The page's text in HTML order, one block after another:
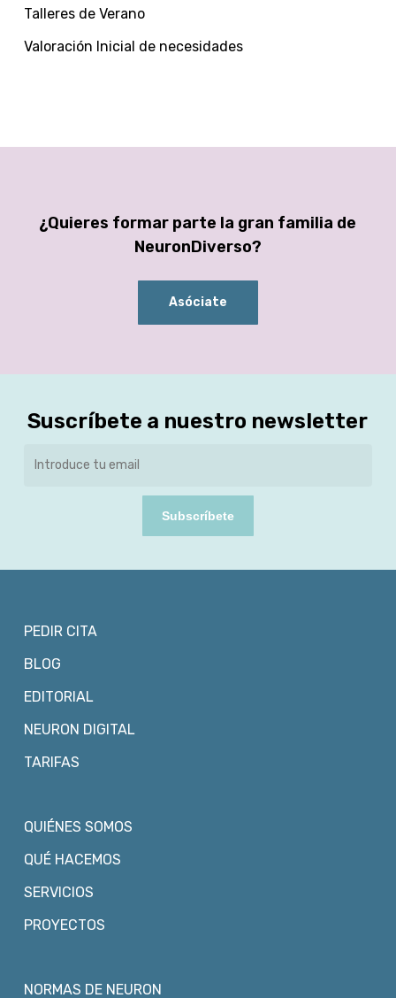
Talleres de Verano
Valoración Inicial de necesidades
¿Quieres formar parte la gran familia de
NeuronDiverso?
Asóciate
Suscríbete a nuestro newsletter
Subscríbete
PEDIR CITA
BLOG
EDITORIAL
NEURON DIGITAL
TARIFAS
QUIÉNES SOMOS
QUÉ HACEMOS
SERVICIOS
PROYECTOS
NORMAS DE NEURON